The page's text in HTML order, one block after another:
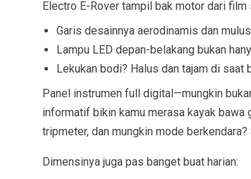
Electro E-Rover tampil bak motor dari film
Garis desainnya aerodinamis dan
Lampu LED depan-belakang bukan
Lekukan bodi? Halus dan tajam di
Panel instrumen full digital—mungkin
informatif bikin kamu merasa kayak bawa
tripmeter, dan mungkin mode berkendara?
Dimensinya juga pas banget buat harian: